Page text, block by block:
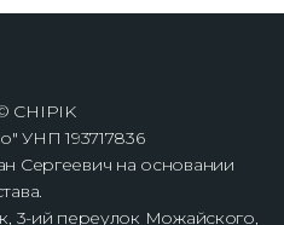
CHIPIK
УНП 193717836
Сергеевич на основании
3-ий переулок Можайского,